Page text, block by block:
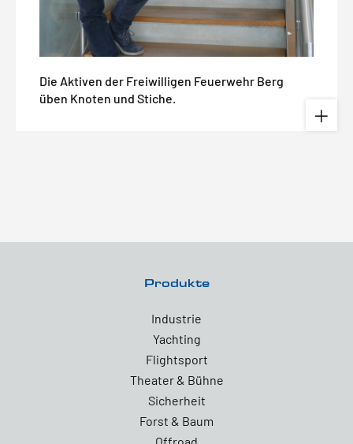
Die Aktiven der Freiwilligen Feuerwehr Berg
üben Knoten und Stiche.
Produkte
Industrie
Yachting
Flightsport
Theater & Bühne
Sicherheit
Forst & Baum